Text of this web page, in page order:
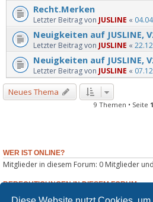
Recht.Merken
Letzter Beitrag von JUSLINE «
Neuigkeiten auf JUSLINE,
Letzter Beitrag von JUSLINE «
Neuigkeiten auf JUSLINE,
Letzter Beitrag von JUSLINE «
Neues Thema
9 Themen • Seite 1
WER IST ONLINE?
Mitglieder in diesem Forum: 0 Mitglieder
BERECHTIGUNGEN IN DIESEM FORUM
Sie dürfen keine
neuen Themen in diesem